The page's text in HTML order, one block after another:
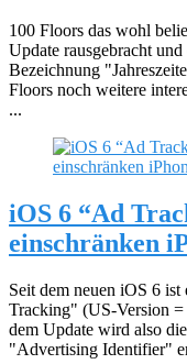
100 Floors das wohl
Update rausgebracht
Bezeichnung
Floors noch weitere
...
iOS 6 “Ad
einschränken
Seit dem neuen iOS 6
Tracking" (US-Version
dem Update wird also
"Advertising Identifier"